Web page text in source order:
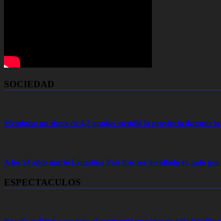
SOCIEDAD
Mendoza: un sismo de 4,3 grados sacudió la provincia durante
A los 54 años murió Ernestina Pais tras ser arrollado su auto
ESPECTACULOS